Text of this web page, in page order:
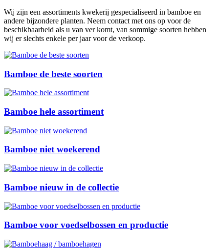
Wij zijn een assortiments kwekerij gespecialiseerd in bamboe en
andere bijzondere planten. Neem contact met ons op voor de
beschikbaarheid als u van ver komt, van sommige soorten hebben
wij er slechts enkele per jaar voor de verkoop.
Bamboe de beste soorten
Bamboe hele assortiment
Bamboe niet woekerend
Bamboe nieuw in de collectie
Bamboe voor voedselbossen en productie